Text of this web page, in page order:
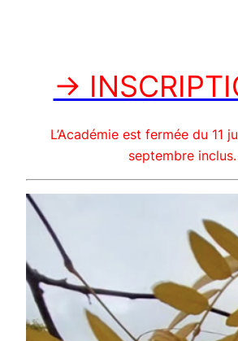
→
L’Académie est fermée du 11
septembre inclus.